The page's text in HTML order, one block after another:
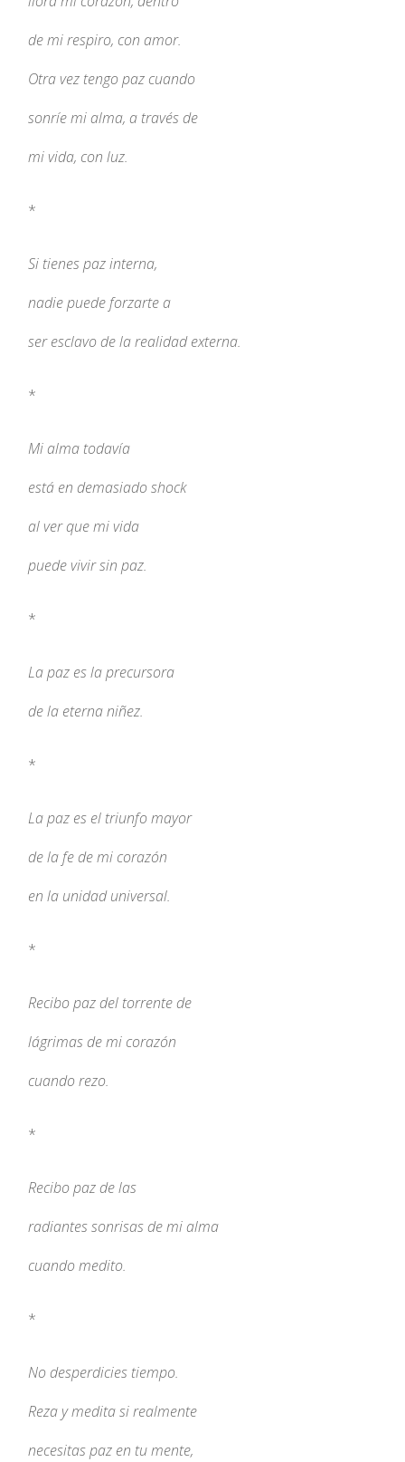
de mi respiro, con amor.
Otra vez tengo paz cuando
sonríe mi alma, a través de
mi vida, con luz.
*
Si tienes paz interna,
nadie puede forzarte a
ser esclavo de la realidad externa.
*
Mi alma todavía
está en demasiado shock
al ver que mi vida
puede vivir sin paz.
*
La paz es la precursora
de la eterna niñez.
*
La paz es el triunfo mayor
de la fe de mi corazón
en la unidad universal.
*
Recibo paz del torrente de
lágrimas de mi corazón
cuando rezo.
*
Recibo paz de las
radiantes sonrisas de mi alma
cuando medito.
*
No desperdicies tiempo.
Reza y medita si realmente
necesitas paz en tu mente,